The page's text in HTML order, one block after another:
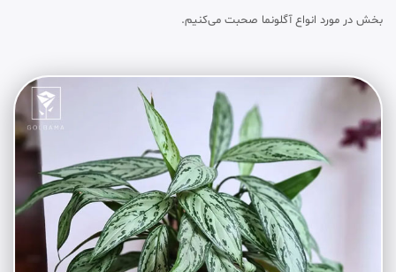
بخش در مورد انواع آگلونما صحبت می‌کنیم.